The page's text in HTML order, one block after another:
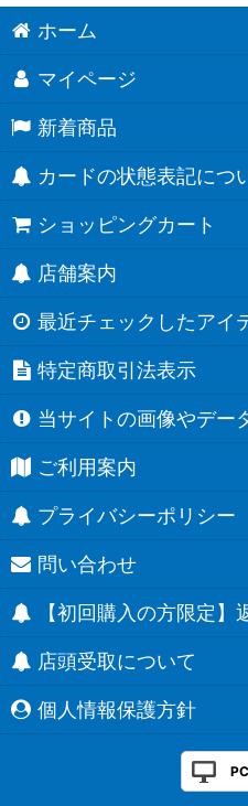
ホーム
マイページ
新着商品
カードの状態表記につ
ショッピングカート
店舗案内
最近チェックしたアイ
特定商取引法表示
当サイトの画像やデー
ご利用案内
プライバシーポリシー
問い合わせ
【初回購入の方限定
店頭受取について
個人情報保護方針